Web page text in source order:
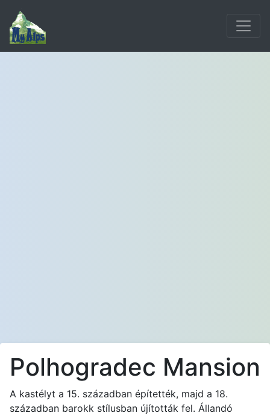
Polhogradec Mansion
A kastélyt a 15. században építették, majd a 18.
században barokk stílusban újították fel. Állandó